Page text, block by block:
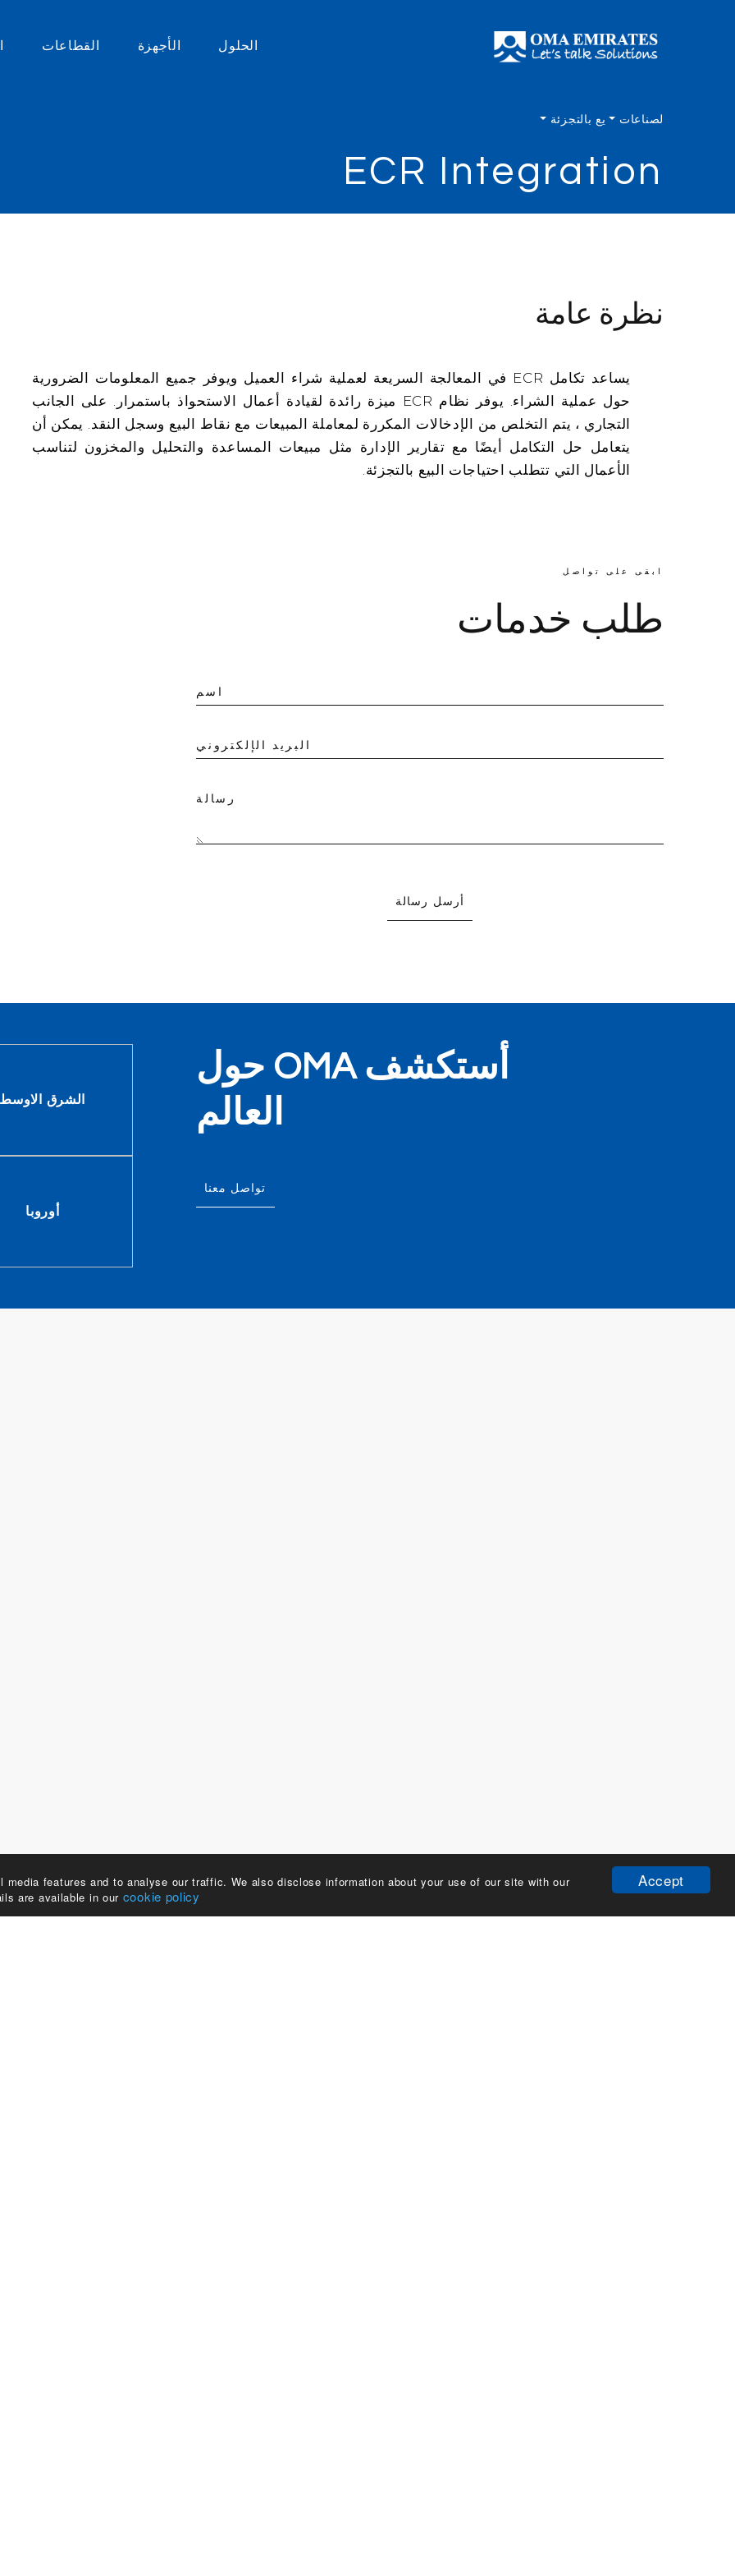
Accept
features and to analyse our traffic. We also disclose information about your use of our site with our
are available in our cookie policy.
الحلول الأجهزة القطاعات
لصناعات يع بالتجزئة
ECR Integration
نظرة عامة
يساعد تكامل ECR في المعالجة السريعة لعملية شراء العميل ويوفر جميع المعلومات الضرورية
حول عملية الشراء. يوفر نظام ECR ميزة رائدة لقيادة أعمال الاستحواذ باستمرار. على الجانب
التجاري ، يتم التخلص من الإدخالات المكررة لمعاملة المبيعات مع نقاط البيع وسجل النقد. يمكن أن
يتعامل حل التكامل أيضًا مع تقارير الإدارة مثل مبيعات المساعدة والتحليل والمخزون لتناسب
الأعمال التي تتطلب احتياجات البيع بالتجزئة.
ابقى على تواصل
طلب خدمات
اسم
البريد الإلكتروني
رسالة
أرسل رسالة
أستكشف OMA حول
العالم
تواصل معنا
الشرق الاوسط
أوروبا